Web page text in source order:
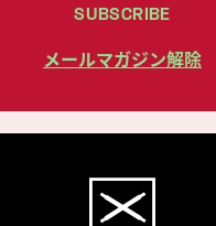
SUBSCRIBE
メールマガジン解除